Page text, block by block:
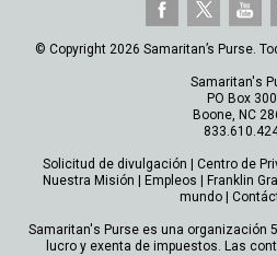
© Copyright 2026 Samaritan’s Purse.
Samaritan's
PO Box
Boone, NC
Solicitud de divulgación Centro de
Nuestra Misión
Empleos Franklin
mundo
Samaritan's Purse es una organización
lucro y exenta de impuestos. Las